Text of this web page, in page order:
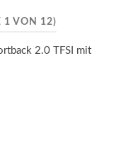
1 VON 12)
2.0 TFSI mit